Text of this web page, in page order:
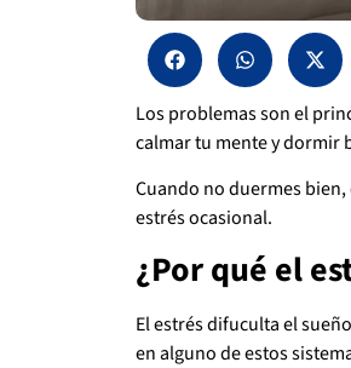
Los problemas son el
calmar tu mente y dormir
Cuando no duermes
estrés ocasional.
¿Por qué el
El estrés difuculta el
en alguno de estos